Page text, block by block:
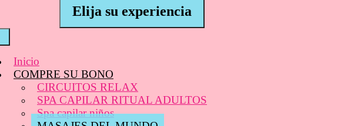
Elija su experiencia
Inicio
COMPRE SU BONO
CIRCUITOS RELAX
SPA CAPILAR RITUAL ADULTOS
Spa capilar niños